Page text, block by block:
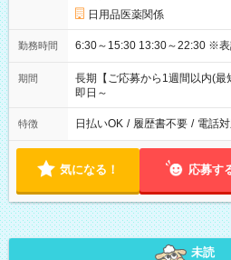
日用品医薬関係
勤務時間 6:30～
期間
長期【ご応募から1週間以内(最
即日～
特徴 日払いOK / 履歴書不要 / 電話
気になる！ 応募す
未読